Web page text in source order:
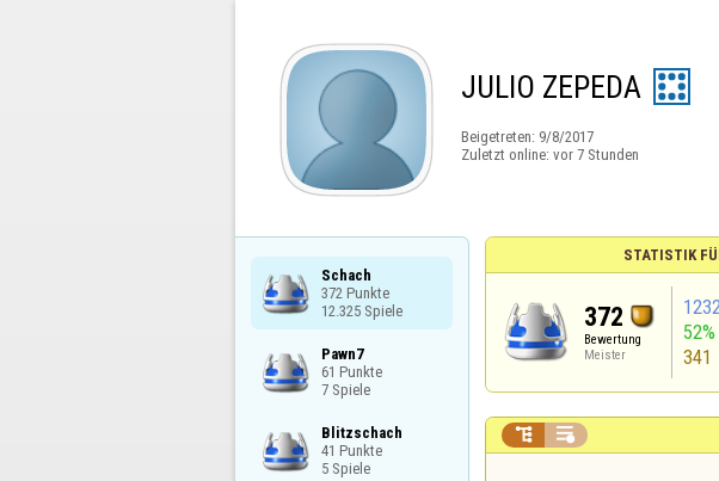
JULIO ZEPEDA
Beigetreten: 9/8/2017
Zuletzt online: vor 7 Stunden
Schach
372 Punkte
12.325 Spiele
Pawn7
61 Punkte
7 Spiele
Blitzschach
41 Punkte
5 Spiele
STATISTIK
372
Bewertung
Meister
52%
341
 